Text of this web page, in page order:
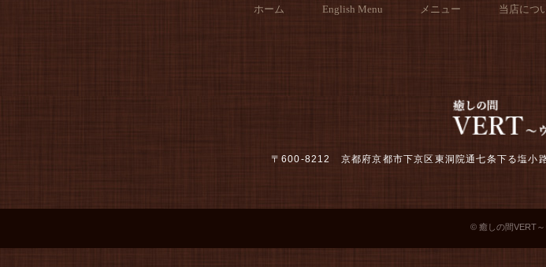
ホーム English Menu メニュー 当店につ
〒600-8212 京都府京都市下京区東洞院通七条下る塩
© 癒しの間VERT～